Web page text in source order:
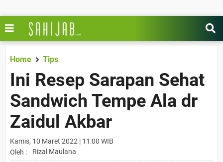
Home Tips
Ini Resep Sarapan Sehat
Sandwich Tempe Ala dr
Zaidul Akbar
Kamis, 10 Maret 2022 | 11:00 WIB
Oleh :
Rizal Maulana